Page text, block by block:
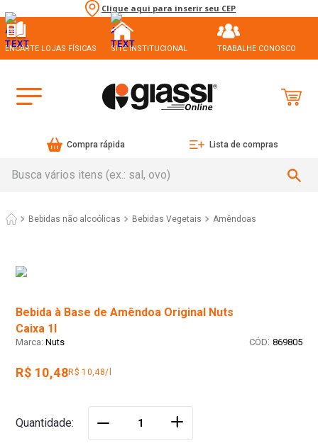
Clique aqui para inserir seu CEP
ENCARTE LOJAS FÍSICAS SITE INSTITUCIONAL TRABALHE CONOSCO
Compra rápida Lista de compras
Bebidas não alcoólicas Bebidas Vegetais Amêndoas
Bebida à Base de Amêndoa Original Nuts
Caixa 1l
Nuts : 869805
R$ 10,48R$ 10,48/l
Quantidade ＋